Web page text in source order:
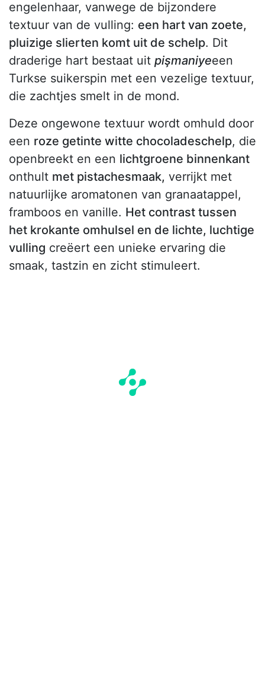
engelenhaar, vanwege de bijzondere
textuur van de vulling: een hart van zoete,
pluizige slierten komt uit de schelp. Dit
draderige hart bestaat uit pişmaniyeeen
Turkse suikerspin met een vezelige textuur,
die zachtjes smelt in de mond.
Deze ongewone textuur wordt omhuld door
een roze getinte witte chocoladeschelp, die
openbreekt en een lichtgroene binnenkant
onthult met pistachesmaak, verrijkt met
natuurlijke aromatonen van granaatappel,
framboos en vanille. Het contrast tussen
het krokante omhulsel en de lichte, luchtige
vulling creëert een unieke ervaring die
smaak, tastzin en zicht stimuleert.